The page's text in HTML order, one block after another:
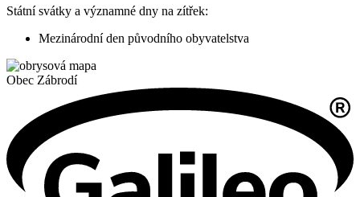
Státní svátky a významné dny na zítřek:
Mezinárodní den původního obyvatelstva
Obec Zábrodí